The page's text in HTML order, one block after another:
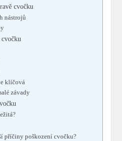
cvočku
nástrojů
klíčová
závady
příčiny poškození cvočku?